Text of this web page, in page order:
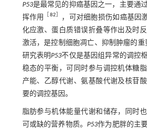
P53是最常见的抑癌基因之一，主要通
挥作用
［82］
，可对细胞损伤如癌基因
化应激、蛋白质错误折叠等作出及时
激活，是控制细胞凋亡、抑制肿瘤的重
研究表明P53不仅是基因组异常的调控
稳态的平衡，可同时参与调控机体糖
产能、乙醇代谢、氨基酸代谢及核苷
要的调控基因。
脂肪参与机体能量代谢和储存，同时
可或缺的营养物质。P53作为肥胖的主